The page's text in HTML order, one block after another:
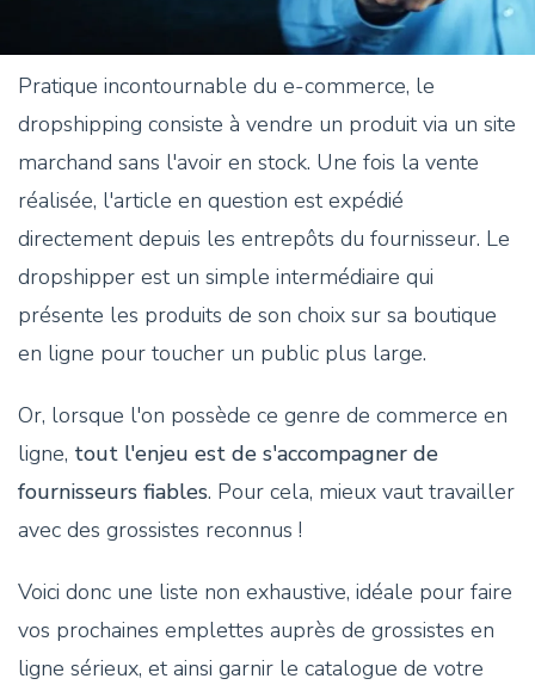
Pratique incontournable du e-commerce, le
dropshipping consiste à vendre un produit via un site
marchand sans l'avoir en stock. Une fois la vente
réalisée, l'article en question est expédié
directement depuis les entrepôts du fournisseur. Le
dropshipper est un simple intermédiaire qui
présente les produits de son choix sur sa boutique
en ligne pour toucher un public plus large.
Or, lorsque l'on possède ce genre de commerce en
ligne, tout l'enjeu est de s'accompagner de
fournisseurs fiables. Pour cela, mieux vaut travailler
avec des grossistes reconnus !
Voici donc une liste non exhaustive, idéale pour faire
vos prochaines emplettes auprès de grossistes en
ligne sérieux, et ainsi garnir le catalogue de votre